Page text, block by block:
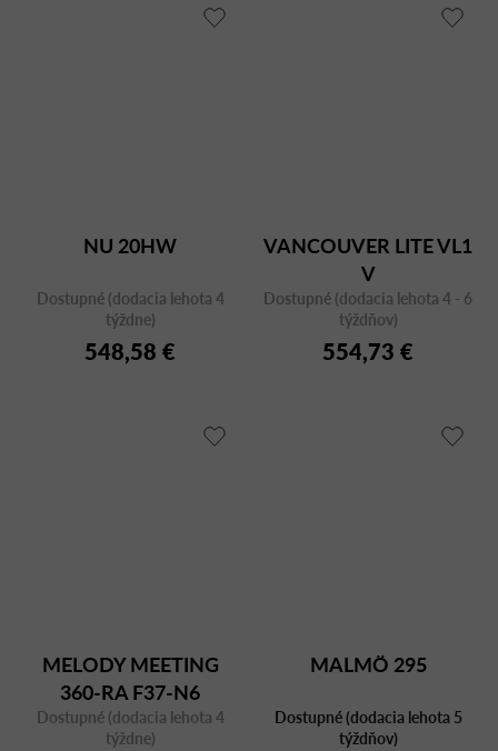
NU 20HW
Dostupné (dodacia lehota 4
týždne)
548,58 €
VANCOUVER LITE VL1
V
Dostupné (dodacia lehota 4 - 6
týždňov)
554,73 €
MELODY MEETING
360-RA F37-N6
Dostupné (dodacia lehota 4
týždne)
MALMÖ 295
Dostupné (dodacia lehota 5
týždňov)